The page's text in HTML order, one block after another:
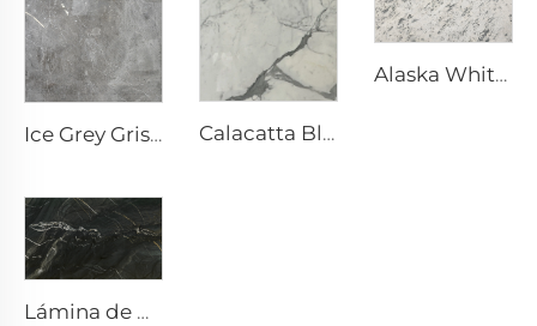
Ice Grey Gris Piedra Natural Mármol con Venas de Grietas Blancas Irregulares Calacatta Blanco Piedra Natural Mármol con Vena y Patrón Gris
Alaska White Blanco Piedra Natural Mármol con Textura Moteada y Fragmentada Gris
Lámina de piedra exótica de cuarcita natural Black Storm